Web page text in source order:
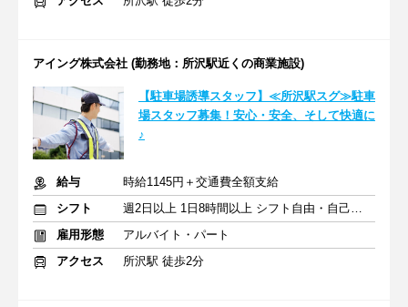
アイング株式会社 (勤務地：所沢駅近くの商業施設)
【駐車場誘導スタッフ】≪所沢駅スグ≫駐車
場スタッフ募集！安心・安全、そして快適に
♪
給与
時給1145円＋交通費全額支給
シフト
週2日以上 1日8時間以上 シフト自由・自己申告
雇用形態
アルバイト・パート
アクセス
所沢駅 徒歩2分